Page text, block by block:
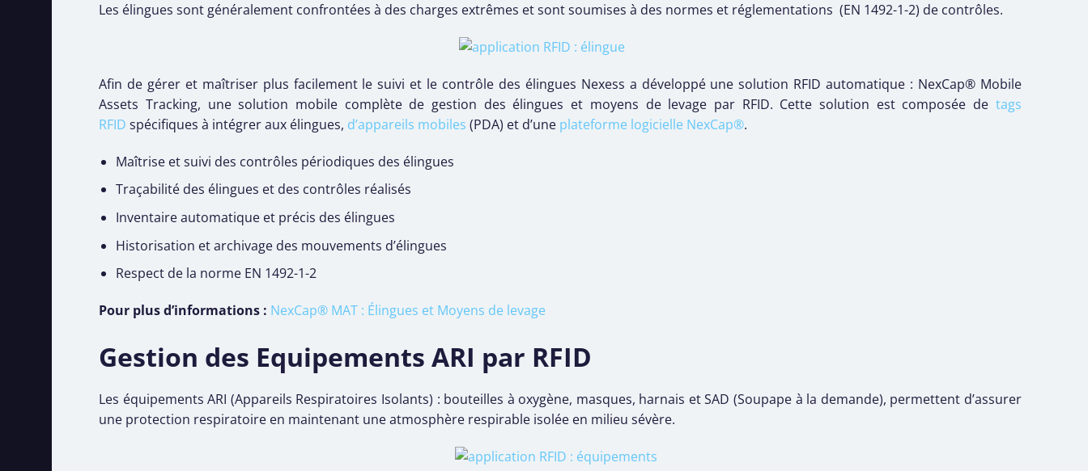
Les élingues sont généralement confrontées à des charges extrêmes et sont soumises à des normes et réglementations (EN 1492-1-2) de contrôles.
Afin de gérer et maîtriser plus facilement le suivi et le contrôle des élingues Nexess a développé une solution RFID automatique : NexCap® Mobile
Assets Tracking, une solution mobile complète de gestion des élingues et moyens de levage par RFID. Cette solution est composée de tags
RFID spécifiques à intégrer aux élingues, d’appareils mobiles (PDA) et d’une plateforme logicielle NexCap®.
Maîtrise et suivi des contrôles périodiques des élingues
Traçabilité des élingues et des contrôles réalisés
Inventaire automatique et précis des élingues
Historisation et archivage des mouvements d’élingues
Respect de la norme EN 1492-1-2
Pour plus d’informations : NexCap® MAT : Élingues et Moyens de levage
Gestion des Equipements ARI par RFID
Les équipements ARI (Appareils Respiratoires Isolants) : bouteilles à oxygène, masques, harnais et SAD (Soupape à la demande), permettent d’assurer
une protection respiratoire en maintenant une atmosphère respirable isolée en milieu sévère.